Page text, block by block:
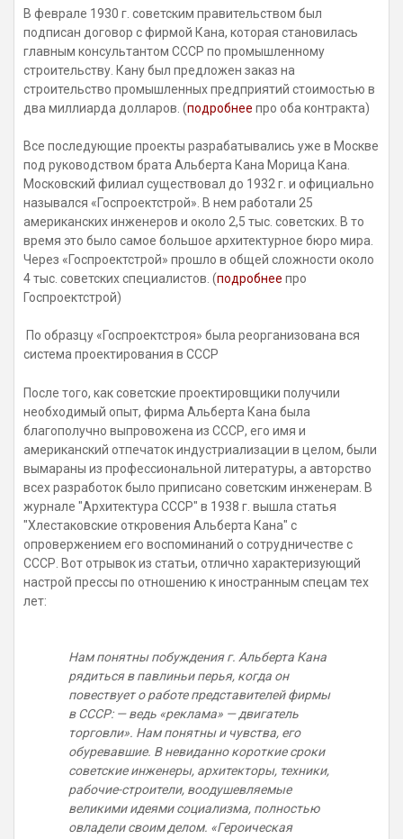
В феврале 1930 г. советским правительством был
подписан договор с фирмой Кана, которая становилась
главным консультантом СССР по промышленному
строительству. Кану был предложен заказ на
строительство промышленных предприятий стоимостью в
два миллиарда долларов. (подробнее про оба контракта)
Все последующие проекты разрабатывались уже в Москве
под руководством брата Альберта Кана Морица Кана.
Московский филиал существовал до 1932 г. и официально
назывался «Госпроектстрой». В нем работали 25
американских инженеров и около 2,5 тыс. советских. В то
время это было самое большое архитектурное бюро мира.
Через «Госпроектстрой» прошло в общей сложности около
4 тыс. советских специалистов. (подробнее про
Госпроектстрой)
По образцу «Госпроектстроя» была реорганизована вся
система проектирования в СССР
После того, как советские проектировщики получили
необходимый опыт, фирма Альберта Кана была
благополучно выпровожена из СССР, его имя и
американский отпечаток индустриализации в целом, были
вымараны из профессиональной литературы, а авторство
всех разработок было приписано советским инженерам. В
журнале "Архитектура СССР" в 1938 г. вышла статья
"Хлестаковские откровения Альберта Кана" с
опровержением его воспоминаний о сотрудничестве с
СССР. Вот отрывок из статьи, отлично характеризующий
настрой прессы по отношению к иностранным спецам тех
лет:
Нам понятны побуждения г. Альберта Кана
рядиться в павлиньи перья, когда он
повествует о работе представителей фирмы
в СССР: — ведь «реклама» — двигатель
торговли». Нам понятны и чувства, его
обуревавшие. В невиданно короткие сроки
советские инженеры, архитекторы, техники,
рабочие-строители, воодушевляемые
великими идеями социализма, полностью
овладели своим делом. «Героическая